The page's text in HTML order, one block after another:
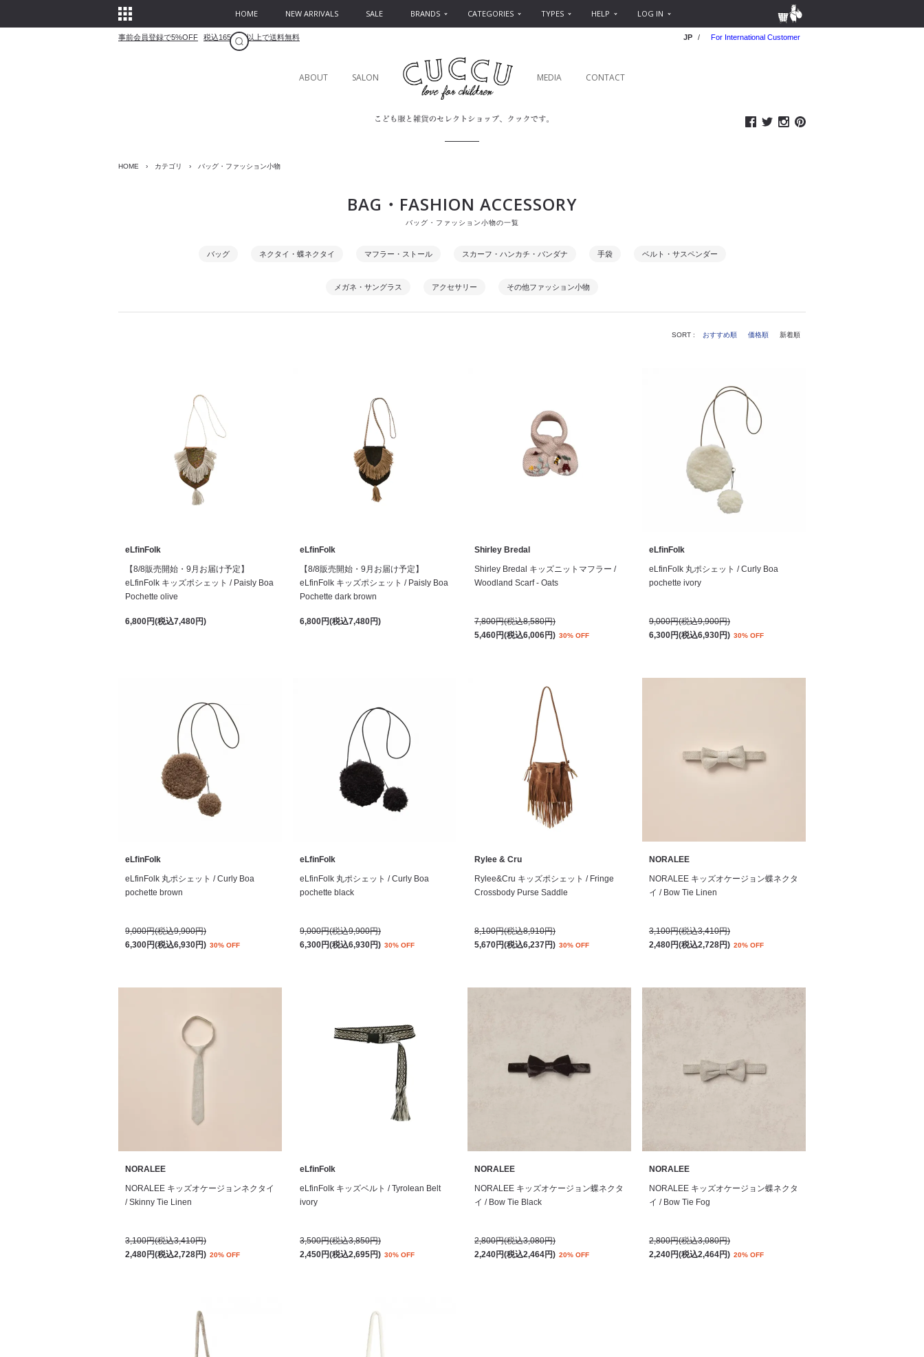
HOME NEW ARRIVALS SALE BRANDS CATEGORIES TYPES HELP LOG IN
事前会員登録で5%OFF 税込16500円以上で送料無料 JP / For International Customer
ABOUT SALON MEDIA CONTACT
HOME › カテゴリ › バッグ・ファッション小物
BAG・FASHION ACCESSORY
バッグ・ファッション小物の一覧
バッグ ネクタイ・蝶ネクタイ マフラー・ストール スカーフ・ハンカチ・バンダナ 手袋 ベルト・サスペンダー
メガネ・サングラス アクセサリー その他ファッション小物
SORT : おすすめ順 価格順 新着順
eLfinFolk
【8/8販売開始・9月お届け予定】
eLfinFolk キッズポシェット / Paisly Boa
Pochette olive
6,800円(税込7,480円)
eLfinFolk
【8/8販売開始・9月お届け予定】
eLfinFolk キッズポシェット / Paisly Boa
Pochette dark brown
6,800円(税込7,480円)
Shirley Bredal
Shirley Bredal キッズニットマフラー /
Woodland Scarf - Oats
7,800円(税込8,580円)
5,460円(税込6,006円) 30% OFF
eLfinFolk
eLfinFolk 丸ポシェット / Curly Boa
pochette ivory
9,000円(税込9,900円)
6,300円(税込6,930円) 30% OFF
eLfinFolk
eLfinFolk 丸ポシェット / Curly Boa
pochette brown
9,000円(税込9,900円)
6,300円(税込6,930円) 30% OFF
eLfinFolk
eLfinFolk 丸ポシェット / Curly Boa
pochette black
9,000円(税込9,900円)
6,300円(税込6,930円) 30% OFF
Rylee & Cru
Rylee&Cru キッズポシェット / Fringe
Crossbody Purse Saddle
8,100円(税込8,910円)
5,670円(税込6,237円) 30% OFF
NORALEE
NORALEE キッズオケージョン蝶ネクタ
イ / Bow Tie Linen
3,100円(税込3,410円)
2,480円(税込2,728円) 20% OFF
NORALEE
NORALEE キッズオケージョンネクタイ
/ Skinny Tie Linen
3,100円(税込3,410円)
2,480円(税込2,728円) 20% OFF
eLfinFolk
eLfinFolk キッズベルト / Tyrolean Belt
ivory
3,500円(税込3,850円)
2,450円(税込2,695円) 30% OFF
NORALEE
NORALEE キッズオケージョン蝶ネクタ
イ / Bow Tie Black
2,800円(税込3,080円)
2,240円(税込2,464円) 20% OFF
NORALEE
NORALEE キッズオケージョン蝶ネクタ
イ / Bow Tie Fog
2,800円(税込3,080円)
2,240円(税込2,464円) 20% OFF